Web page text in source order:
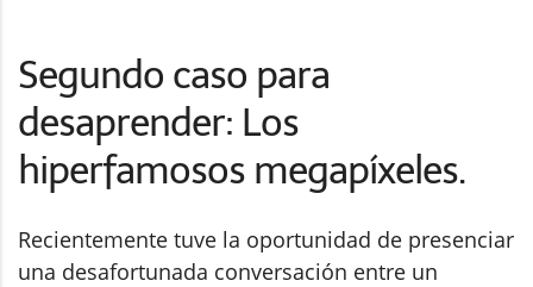
Segundo caso para
desaprender: Los
hiperfamosos megapíxeles.
Recientemente tuve la oportunidad de presenciar
una desafortunada conversación entre un